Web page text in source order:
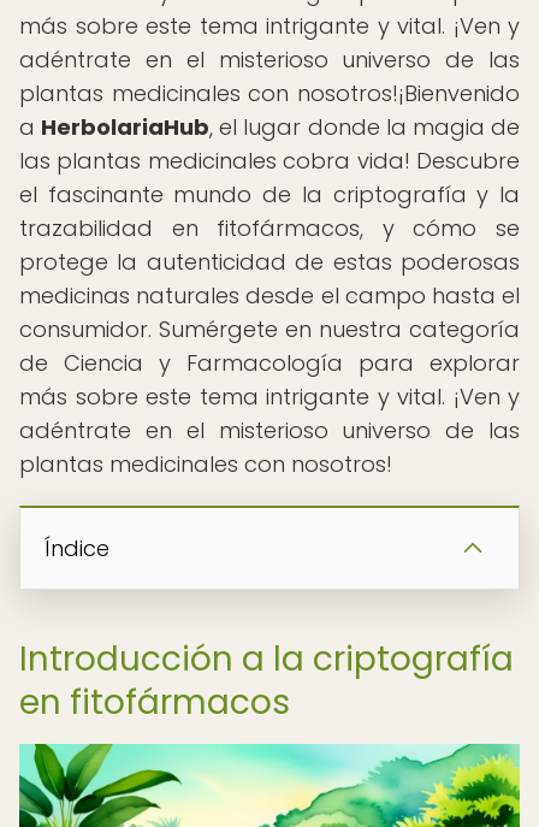
más sobre este tema intrigante y vital. ¡Ven y
adéntrate en el misterioso universo de las
plantas medicinales con nosotros!¡Bienvenido
a HerbolariaHub, el lugar donde la magia de
las plantas medicinales cobra vida! Descubre
el fascinante mundo de la criptografía y la
trazabilidad en fitofármacos, y cómo se
protege la autenticidad de estas poderosas
medicinas naturales desde el campo hasta el
consumidor. Sumérgete en nuestra categoría
de Ciencia y Farmacología para explorar
más sobre este tema intrigante y vital. ¡Ven y
adéntrate en el misterioso universo de las
plantas medicinales con nosotros!
Índice
Introducción a la criptografía
en fitofármacos